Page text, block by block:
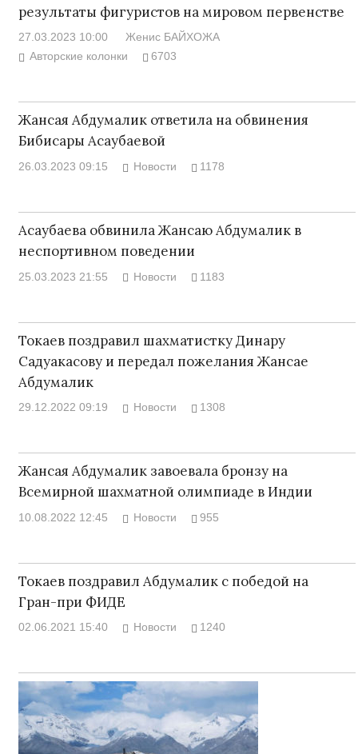
результаты фигуристов на мировом первенстве
27.03.2023 10:00
Женис БАЙХОЖА
Авторские колонки
6703
Жансая Абдумалик ответила на обвинения
Бибисары Асаубаевой
26.03.2023 09:15 Новости 1178
Асаубаева обвинила Жансаю Абдумалик в
неспортивном поведении
25.03.2023 21:55 Новости 1183
Токаев поздравил шахматистку Динару
Садуакасову и передал пожелания Жансае
Абдумалик
29.12.2022 09:19 Новости 1308
Жансая Абдумалик завоевала бронзу на
Всемирной шахматной олимпиаде в Индии
10.08.2022 12:45 Новости 955
Токаев поздравил Абдумалик с победой на
Гран-при ФИДЕ
02.06.2021 15:40 Новости 1240